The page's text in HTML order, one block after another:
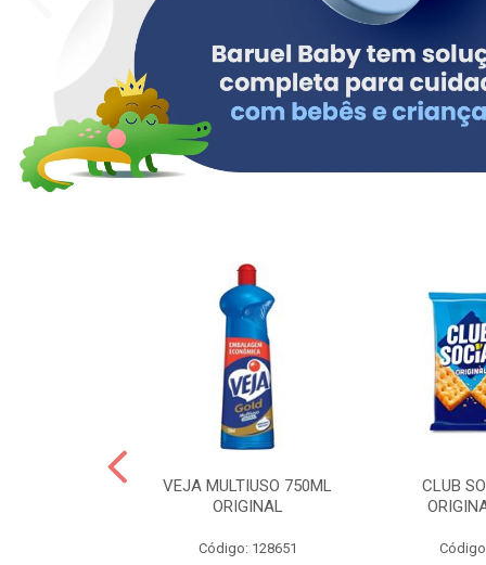
VEJA MULTIUSO 750ML
ORIGINAL
Código: 128651
CLUB